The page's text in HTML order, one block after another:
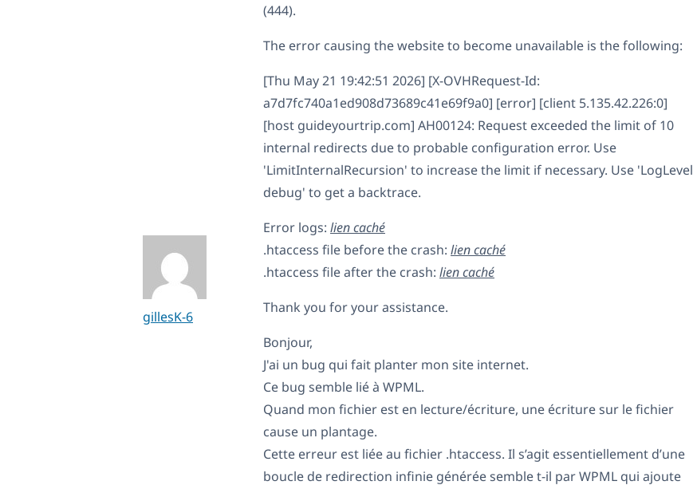
gillesK-6
(444).
The error causing the website to become unavailable is the following:
[Thu May 21 19:42:51 2026] [X-OVHRequest-Id:
a7d7fc740a1ed908d73689c41e69f9a0] [error] [client 5.135.42.226:0]
[host guideyourtrip.com] AH00124: Request exceeded the limit of 10
internal redirects due to probable configuration error. Use
'LimitInternalRecursion' to increase the limit if necessary. Use 'LogLevel
debug' to get a backtrace.
Error logs: lien caché
.htaccess file before the crash: lien caché
.htaccess file after the crash: lien caché
Thank you for your assistance.
Bonjour,
J'ai un bug qui fait planter mon site internet.
Ce bug semble lié à WPML.
Quand mon fichier est en lecture/écriture, une écriture sur le fichier
cause un plantage.
Cette erreur est liée au fichier .htaccess. Il s’agit essentiellement d’une
boucle de redirection infinie générée semble t-il par WPML qui ajoute